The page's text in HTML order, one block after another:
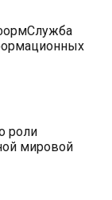
роли
мировой